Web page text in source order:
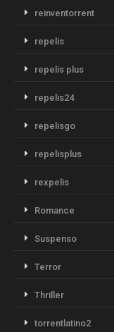
reinventorrent
repelis
repelis plus
repelis24
repelisgo
repelisplus
rexpelis
Romance
Suspenso
Terror
Thriller
torrentlatino2